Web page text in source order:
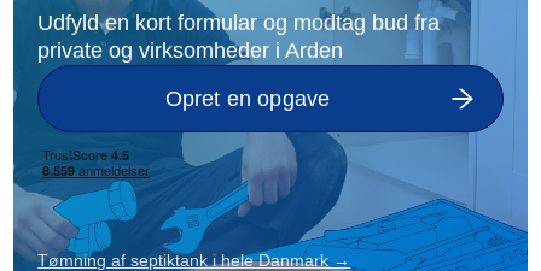
Udfyld en kort formular og modtag bud fra
private og virksomheder i Arden
Opret en opgave
Tømning af septiktank i hele Danmark →